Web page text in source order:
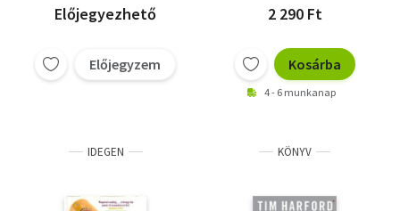
Előjegyezhető
Előjegyzem
2 290 Ft
Kosárba
4 - 6 munkanap
IDEGEN KÖNYV